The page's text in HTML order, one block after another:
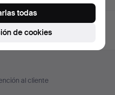
al cliente
de cookies
todas